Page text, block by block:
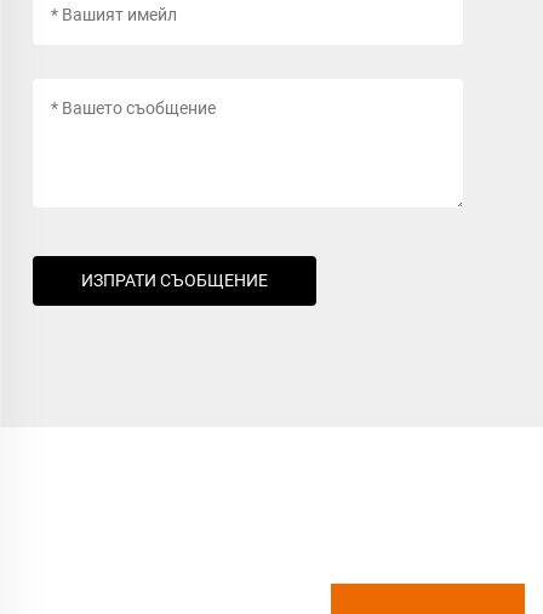
ИЗПРАТИ СЪОБЩЕНИЕ